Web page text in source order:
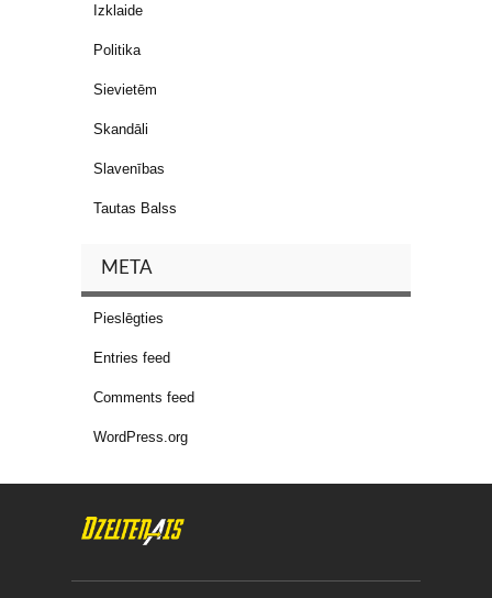
Izklaide
Politika
Sievietēm
Skandāli
Slavenības
Tautas Balss
META
Pieslēgties
Entries feed
Comments feed
WordPress.org